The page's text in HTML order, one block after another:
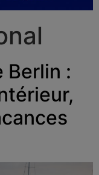
Berlin :